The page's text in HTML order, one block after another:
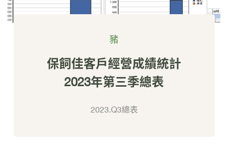
豬
保飼佳客戶經營成績統計
2023年第三季總表
2023.Q3總表